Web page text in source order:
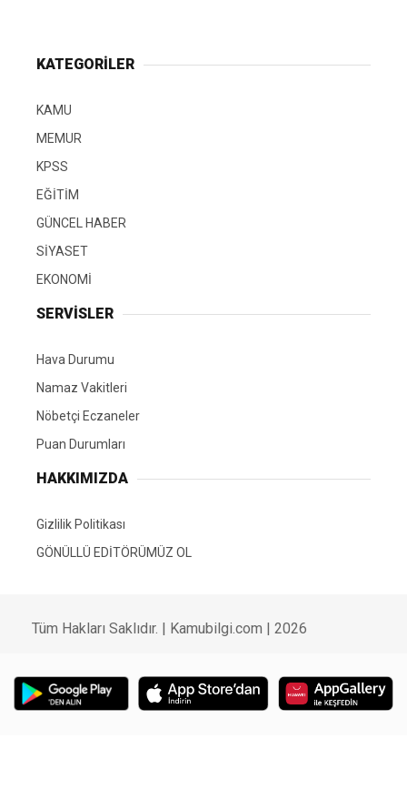
KATEGORİLER
KAMU
MEMUR
KPSS
EĞİTİM
GÜNCEL HABER
SİYASET
EKONOMİ
SERVİSLER
Hava Durumu
Namaz Vakitleri
Nöbetçi Eczaneler
Puan Durumları
HAKKIMIZDA
Gizlilik Politikası
GÖNÜLLÜ EDİTÖRÜMÜZ OL
Tüm Hakları Saklıdır. | Kamubilgi.com | 2026